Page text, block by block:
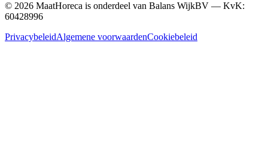
© 2026 MaatHoreca is onderdeel van Balans WijkBV — KvK:
60428996
PrivacybeleidAlgemene voorwaardenCookiebeleid